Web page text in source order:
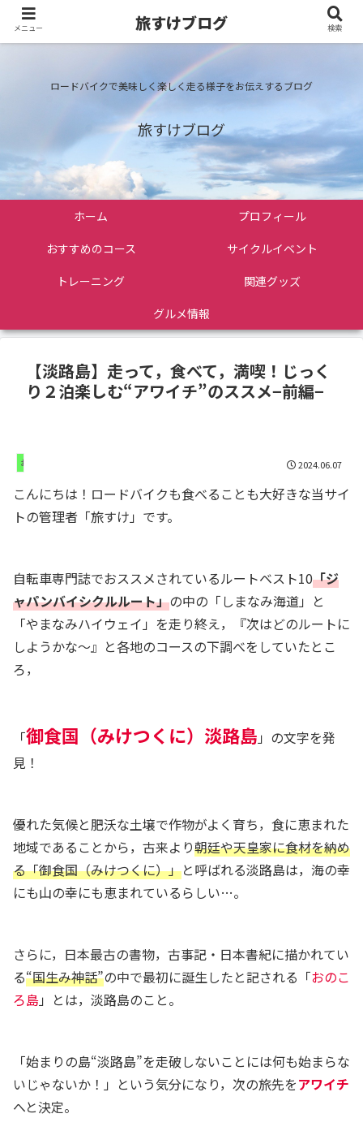
ロードバイクで美味しく楽しく走る様子をお伝えするブログ
旅すけブログ
ホーム
プロフィール
おすすめのコース
サイクルイベント
トレーニング
関連グッズ
グルメ情報
【淡路島】走って，食べて，満喫！じっく
り２泊楽しむ“アワイチ”のススメ−前編−
おすすめのコース 2024.06.07
こんにちは！ロードバイクも食べることも大好きな当サイ
トの管理者「旅すけ」です。
自転車専門誌でおススメされているルートベスト10「ジ
ャパンバイシクルルート」の中の「しまなみ海道」と
「やまなみハイウェイ」を走り終え，『次はどのルートに
しようかな〜』と各地のコースの下調べをしていたとこ
ろ，
「御食国（みけつくに）淡路島 」の文字を発
見！
優れた気候と肥沃な土壌で作物がよく育ち，食に恵まれた
地域であることから，古来より朝廷や天皇家に食材を納め
る「御食国（みけつくに）」と呼ばれる淡路島は，海の幸
にも山の幸にも恵まれているらしい…。
さらに，日本最古の書物，古事記・日本書紀に描かれてい
る“国生み神話”の中で最初に誕生したと記される「おのこ
ろ島」とは，淡路島のこと。
「始まりの島“淡路島”を走破しないことには何も始まらな
いじゃないか！」という気分になり，次の旅先をアワイチ
へと決定。
メニュー 旅すけブログ 検索